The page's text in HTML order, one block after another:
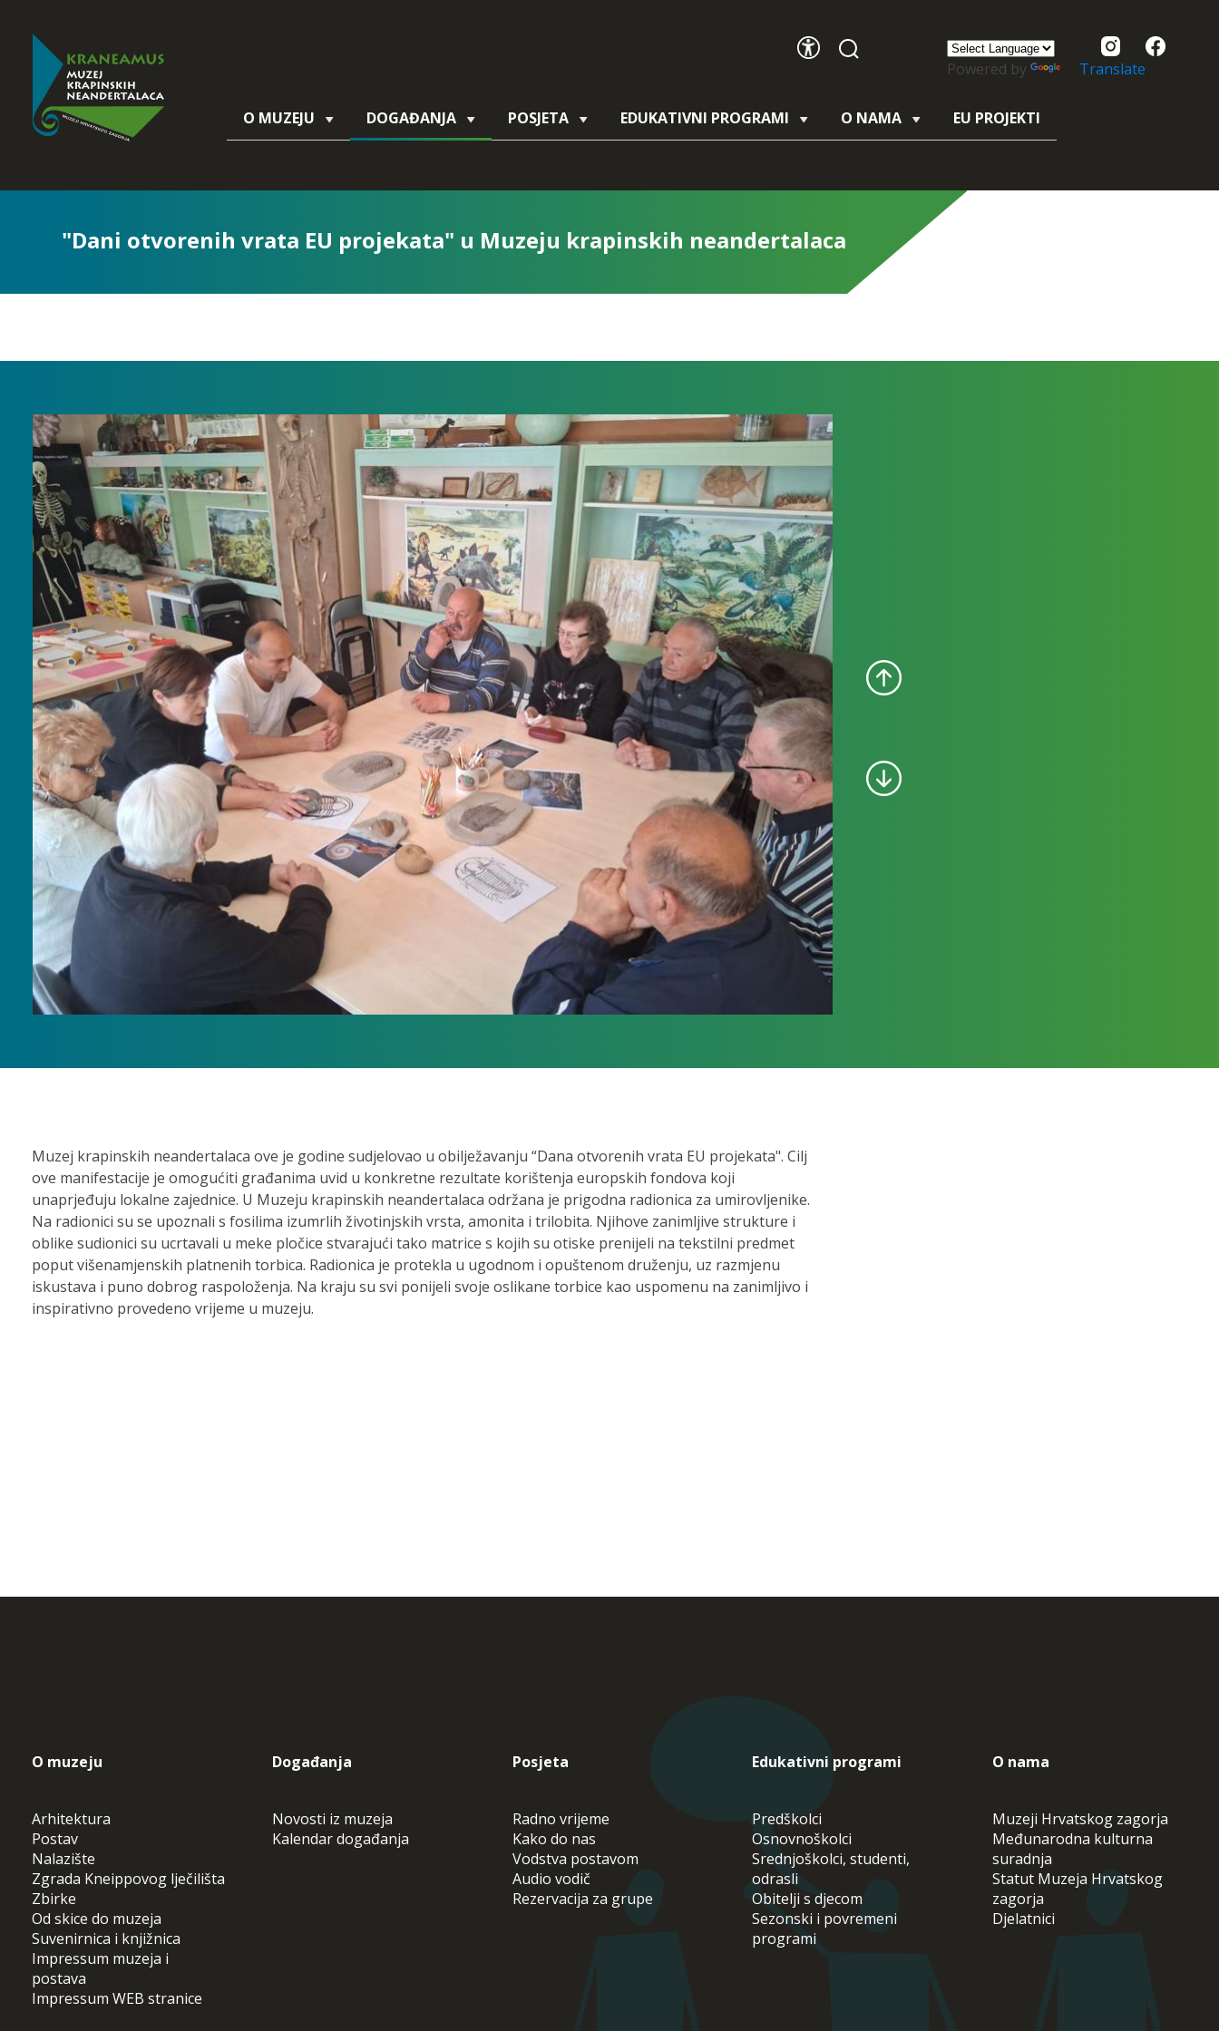
O MUZEJU DOGAĐANJA POSJETA EDUKATIVNI PROGRAMI O NAMA EU PROJEKTI
Powered by Translate
"Dani otvorenih vrata EU projekata" u Muzeju krapinskih neandertalaca
Muzej krapinskih neandertalaca ove je godine sudjelovao u obilježavanju “Dana otvorenih vrata EU projekata". Cilj
ove manifestacije je omogućiti građanima uvid u konkretne rezultate korištenja europskih fondova koji
unaprjeđuju lokalne zajednice. U Muzeju krapinskih neandertalaca održana je prigodna radionica za umirovljenike.
Na radionici su se upoznali s fosilima izumrlih životinjskih vrsta, amonita i trilobita. Njihove zanimljive strukture i
oblike sudionici su ucrtavali u meke pločice stvarajući tako matrice s kojih su otiske prenijeli na tekstilni predmet
poput višenamjenskih platnenih torbica. Radionica je protekla u ugodnom i opuštenom druženju, uz razmjenu
iskustava i puno dobrog raspoloženja. Na kraju su svi ponijeli svoje oslikane torbice kao uspomenu na zanimljivo i
inspirativno provedeno vrijeme u muzeju.
O muzeju
Arhitektura
Postav
Nalazište
Zgrada Kneippovog lječilišta
Zbirke
Od skice do muzeja
Suvenirnica i knjižnica
Impressum muzeja i
postava
Impressum WEB stranice
Događanja
Novosti iz muzeja
Kalendar događanja
Posjeta
Radno vrijeme
Kako do nas
Vodstva postavom
Audio vodič
Rezervacija za grupe
Edukativni programi
Predškolci
Osnovnoškolci
Srednjoškolci, studenti,
odrasli
Obitelji s djecom
Sezonski i povremeni
programi
O nama
Muzeji Hrvatskog zagorja
Međunarodna kulturna
suradnja
Statut Muzeja Hrvatskog
zagorja
Djelatnici